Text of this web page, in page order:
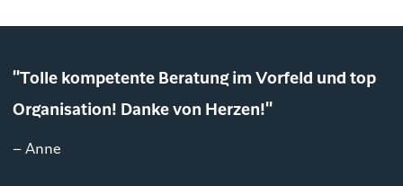
"Tolle kompetente Beratung im Vorfeld und top
Organisation! Danke von Herzen!"
– Anne